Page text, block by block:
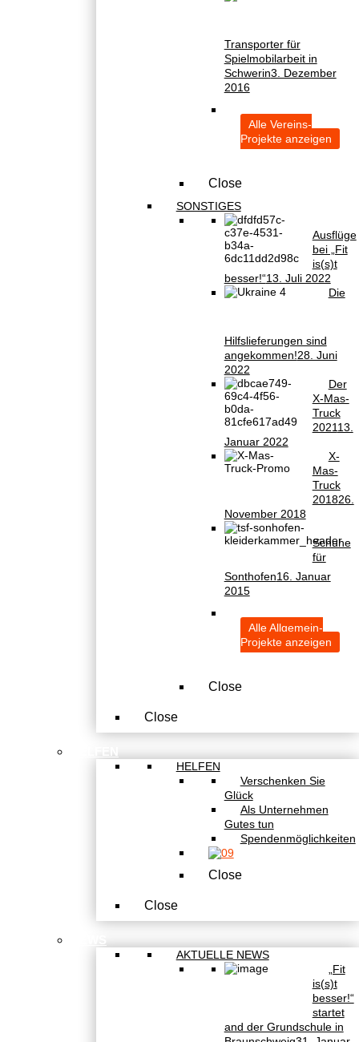
Transporter für
Spielmobilarbeit in
Schwerin3. Dezember
2016
Alle Vereins-
Projekte anzeigen
Close
SONSTIGES
Ausflüge
bei „Fit
is(s)t
besser!“13. Juli 2022
Die
Hilfslieferungen sind
angekommen!28. Juni
2022
Der
X-Mas-
Truck
202113.
Januar 2022
X-
Mas-
Truck
201826.
November 2018
Schuhe
für
Sonthofen16. Januar
2015
Alle Allgemein-
Projekte anzeigen
Close
Close
HELFEN
Verschenken Sie
Glück
Als Unternehmen
Gutes tun
Spendenmöglichkeiten
Close
Close
AKTUELLE NEWS
„Fit
is(s)t
besser!“
startet
and der Grundschule in